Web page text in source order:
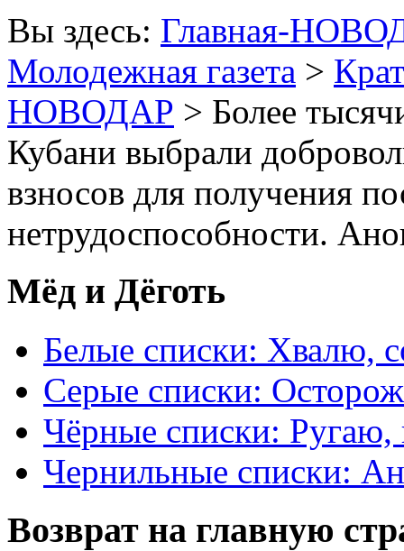
Вы здесь: Главная-
Молодежная газета >
НОВОДАР > Более
Кубани выбрали
взносов для получения
нетрудоспособности.
Мёд и Дёготь
Белые списки: Хвалю,
Серые списки:
Чёрные списки: Ругаю,
Чернильные списки:
Возврат на главную